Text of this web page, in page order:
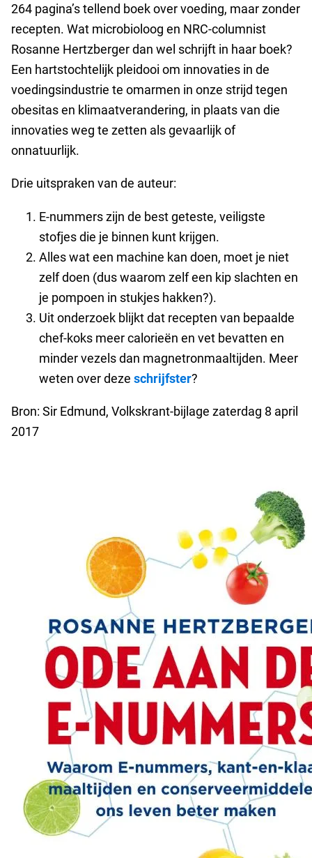
264 pagina’s tellend boek over voeding, maar zonder
recepten. Wat microbioloog en NRC-columnist
Rosanne Hertzberger dan wel schrijft in haar boek?
Een hartstochtelijk pleidooi om innovaties in de
voedingsindustrie te omarmen in onze strijd tegen
obesitas en klimaatverandering, in plaats van die
innovaties weg te zetten als gevaarlijk of
onnatuurlijk.
Drie uitspraken van de auteur:
E-nummers zijn de best geteste, veiligste
stofjes die je binnen kunt krijgen.
Alles wat een machine kan doen, moet je niet
zelf doen (dus waarom zelf een kip slachten en
je pompoen in stukjes hakken?).
Uit onderzoek blijkt dat recepten van bepaalde
chef-koks meer calorieën en vet bevatten en
minder vezels dan magnetronmaaltijden. Meer
weten over deze schrijfster?
Bron: Sir Edmund, Volkskrant-bijlage zaterdag 8 april
2017